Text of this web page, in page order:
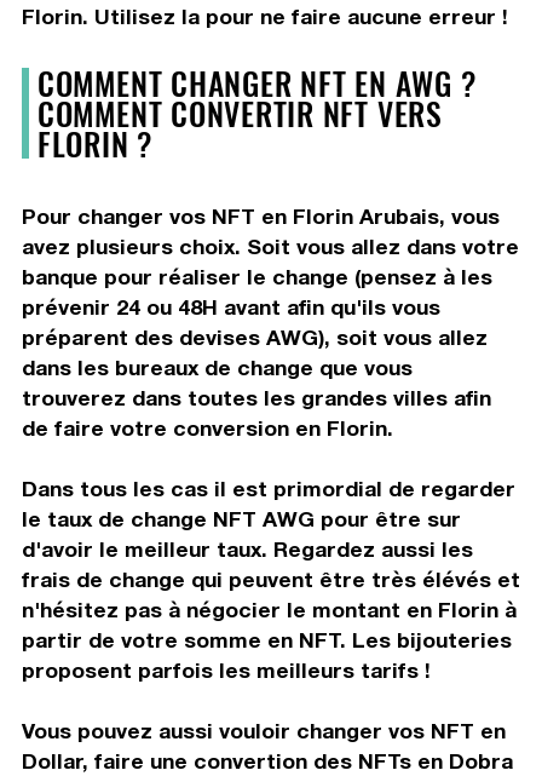
Florin. Utilisez la pour ne faire aucune erreur !
COMMENT CHANGER NFT EN AWG ?
COMMENT CONVERTIR NFT VERS
FLORIN ?
Pour changer vos NFT en Florin Arubais, vous
avez plusieurs choix. Soit vous allez dans votre
banque pour réaliser le change (pensez à les
prévenir 24 ou 48H avant afin qu'ils vous
préparent des devises AWG), soit vous allez
dans les bureaux de change que vous
trouverez dans toutes les grandes villes afin
de faire votre conversion en Florin.
Dans tous les cas il est primordial de regarder
le taux de change NFT AWG pour être sur
d'avoir le meilleur taux. Regardez aussi les
frais de change qui peuvent être très élévés et
n'hésitez pas à négocier le montant en Florin à
partir de votre somme en NFT. Les bijouteries
proposent parfois les meilleurs tarifs !
Vous pouvez aussi vouloir changer vos NFT en
Dollar, faire une convertion des NFTs en Dobra